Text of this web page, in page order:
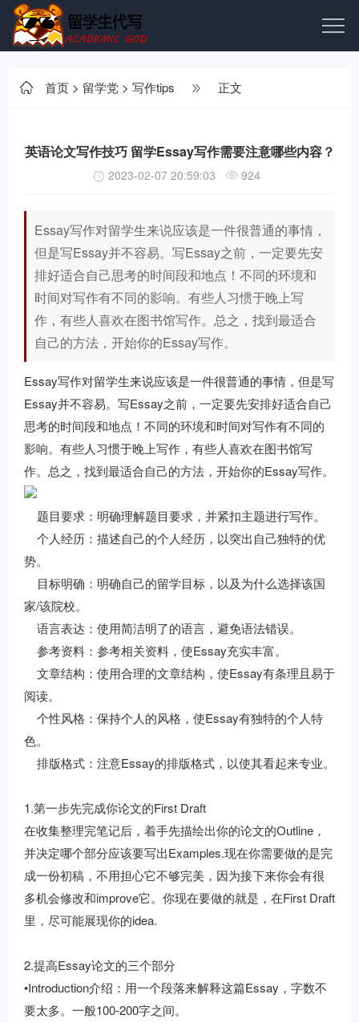
首页 > 留学党 > 写作tips 正文
英语论文写作技巧 留学Essay写作需要注意哪些内容？
2023-02-07 20:59:03 924
Essay写作对留学生来说应该是一件很普通的事情，
但是写Essay并不容易。写Essay之前，一定要先安
排好适合自己思考的时间段和地点！不同的环境和
时间对写作有不同的影响。有些人习惯于晚上写
作，有些人喜欢在图书馆写作。总之，找到最适合
自己的方法，开始你的Essay写作。
Essay写作对留学生来说应该是一件很普通的事情，但是写
Essay并不容易。写Essay之前，一定要先安排好适合自己
思考的时间段和地点！不同的环境和时间对写作有不同的
影响。有些人习惯于晚上写作，有些人喜欢在图书馆写
作。总之，找到最适合自己的方法，开始你的Essay写作。
题目要求：明确理解题目要求，并紧扣主题进行写作。
个人经历：描述自己的个人经历，以突出自己独特的优
势。
目标明确：明确自己的留学目标，以及为什么选择该国
家/该院校。
语言表达：使用简洁明了的语言，避免语法错误。
参考资料：参考相关资料，使Essay充实丰富。
文章结构：使用合理的文章结构，使Essay有条理且易于
阅读。
个性风格：保持个人的风格，使Essay有独特的个人特
色。
排版格式：注意Essay的排版格式，以使其看起来专业。
1.第一步先完成你论文的First Draft
在收集整理完笔记后，着手先描绘出你的论文的Outline，
并决定哪个部分应该要写出Examples.现在你需要做的是完
成一份初稿，不用担心它不够完美，因为接下来你会有很
多机会修改和improve它。你现在要做的就是，在First Draft
里，尽可能展现你的idea.
2.提高Essay论文的三个部分
•Introduction介绍：用一个段落来解释这篇Essay，字数不
要太多。一般100-200字之间。